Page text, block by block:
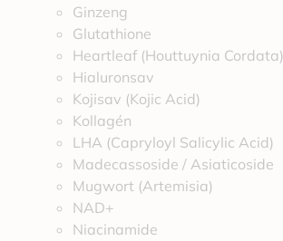
Ginzeng
Glutathione
Heartleaf (Houttuynia Cordata)
Hialuronsav
Kojisav (Kojic Acid)
Kollagén
LHA (Capryloyl Salicylic Acid)
Madecassoside / Asiaticoside
Mugwort (Artemisia)
NAD+
Niacinamide